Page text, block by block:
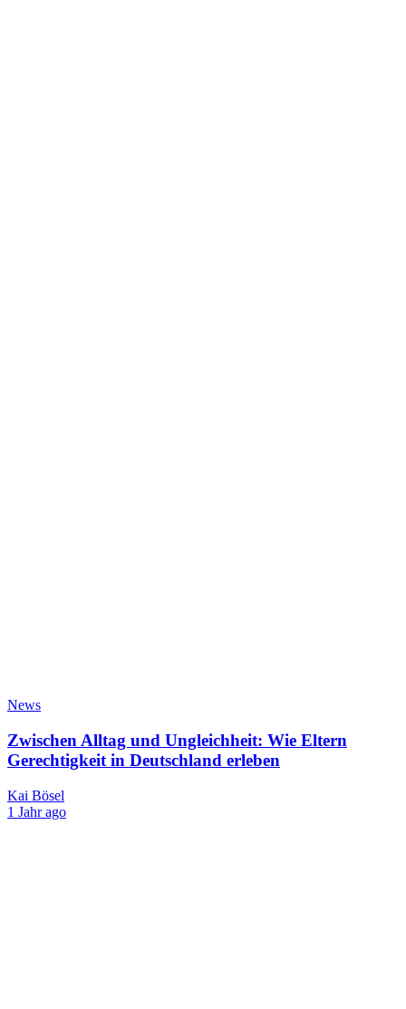
News
Zwischen Alltag und Ungleichheit: Wie Eltern
Gerechtigkeit in Deutschland erleben
Kai Bösel
1 Jahr ago